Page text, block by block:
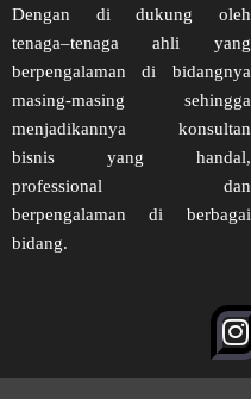
Dengan di dukung oleh
tenaga–tenaga ahli yang
berpengalaman di bidangnya
masing-masing sehingga
menjadikannya konsultan
bisnis yang handal,
professional dan
berpengalaman di berbagai
bidang.